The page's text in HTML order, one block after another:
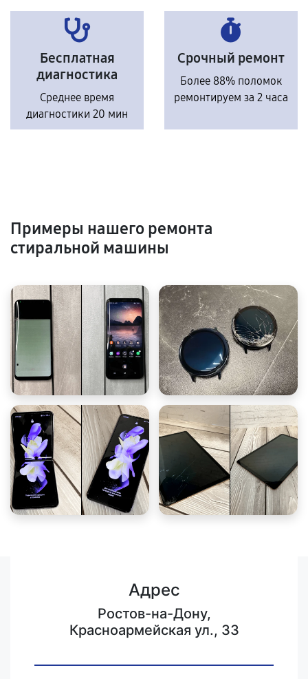
Бесплатная
диагностика
Среднее время
диагностики 20 мин
Срочный ремонт
Более 88% поломок
ремонтируем за 2 часа
Примеры нашего ремонта
стиральной машины
Адрес
Ростов-на-Дону,
Красноармейская ул., 33